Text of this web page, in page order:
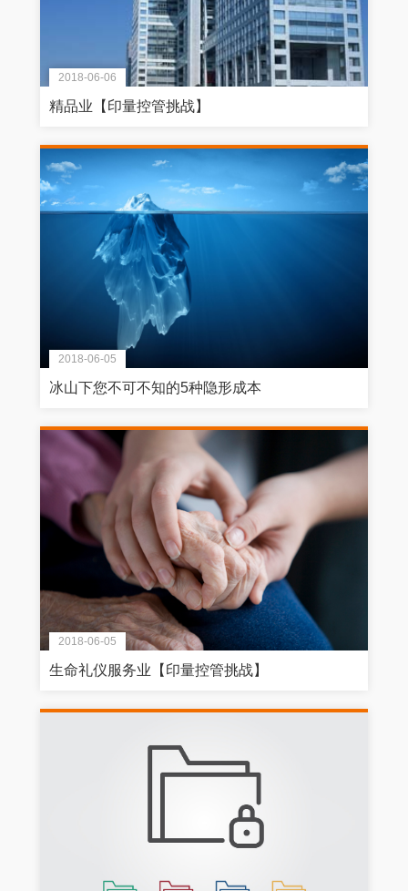
2018-06-06
精品业【印量控管挑战】
2018-06-05
冰山下您不可不知的5种隐形成本
2018-06-05
生命礼仪服务业【印量控管挑战】